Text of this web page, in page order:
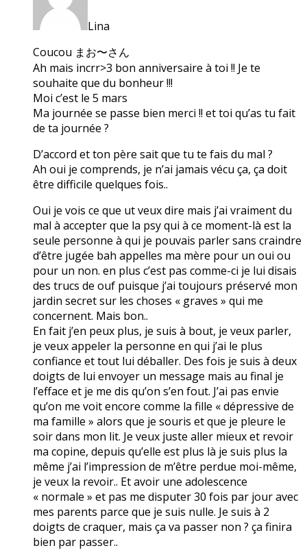
Lina
Coucou まお〜さん
Ah mais incrr>3 bon anniversaire à toi !! Je te
souhaite que du bonheur !!!
Moi c’est le 5 mars
Ma journée se passe bien merci !! et toi qu’as tu fait
de ta journée ?
D’accord et ton père sait que tu te fais du mal ?
Ah oui je comprends, je n’ai jamais vécu ça, ça doit
être difficile quelques fois..
Oui je vois ce que ut veux dire mais j’ai vraiment du
mal à accepter que la psy qui à ce moment-là est la
seule personne à qui je pouvais parler sans craindre
d’être jugée bah appelles ma mère pour un oui ou
pour un non. en plus c’est pas comme-ci je lui disais
des trucs de ouf puisque j’ai toujours préservé mon
jardin secret sur les choses « graves » qui me
concernent. Mais bon..
En fait j’en peux plus, je suis à bout, je veux parler,
je veux appeler la personne en qui j’ai le plus
confiance et tout lui déballer. Des fois je suis à deux
doigts de lui envoyer un message mais au final je
l’efface et je me dis qu’on s’en fout. J’ai pas envie
qu’on me voit encore comme la fille « dépressive de
ma famille » alors que je souris et que je pleure le
soir dans mon lit. Je veux juste aller mieux et revoir
ma copine, depuis qu’elle est plus là je suis plus la
même j’ai l’impression de m’être perdue moi-même,
je veux la revoir.. Et avoir une adolescence
« normale » et pas me disputer 30 fois par jour avec
mes parents parce que je suis nulle. Je suis à 2
doigts de craquer, mais ça va passer non ? ça finira
bien par passer..